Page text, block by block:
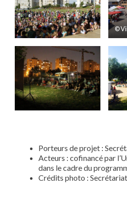
©
Porteurs de projet :
Acteurs : cofinancé par
dans le cadre du
Crédits photo :